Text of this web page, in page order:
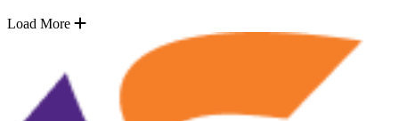
Load More